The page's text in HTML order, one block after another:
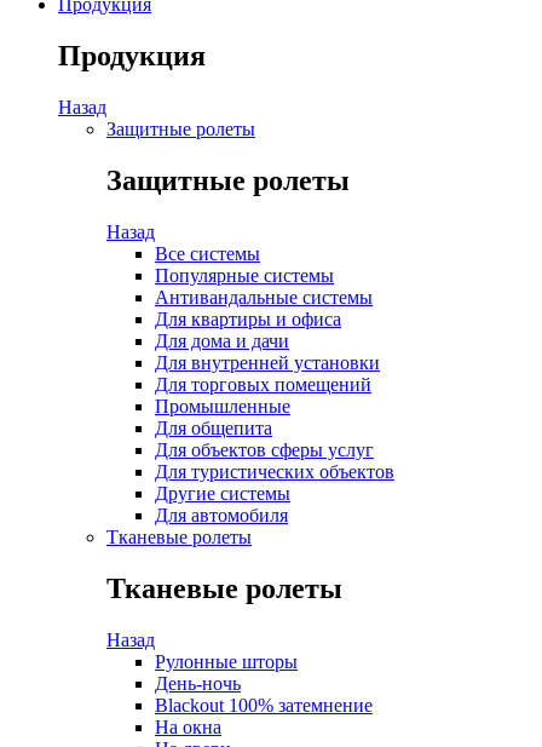
Продукция
Продукция
Назад
Защитные ролеты
Защитные ролеты
Назад
Все системы
Популярные системы
Антивандальные системы
Для квартиры и офиса
Для дома и дачи
Для внутренней установки
Для торговых помещений
Промышленные
Для общепита
Для объектов сферы услуг
Для туристических объектов
Другие системы
Для автомобиля
Тканевые ролеты
Тканевые ролеты
Назад
Рулонные шторы
День-ночь
Blackout 100% затемнение
На окна